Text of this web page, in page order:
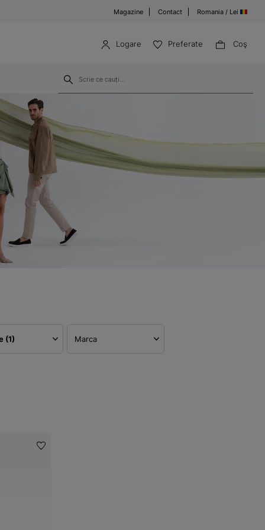
Magazine Contact Romania / Lei
Logare Preferate Coş
(1) Marca